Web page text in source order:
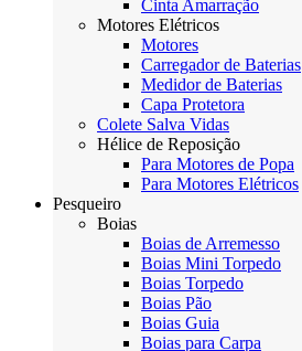
Cinta Amarração
Motores Elétricos
Motores
Carregador de Baterias
Medidor de Baterias
Capa Protetora
Colete Salva Vidas
Hélice de Reposição
Para Motores de Popa
Para Motores Elétricos
Pesqueiro
Boias
Boias de Arremesso
Boias Mini Torpedo
Boias Torpedo
Boias Pão
Boias Guia
Boias para Carpa